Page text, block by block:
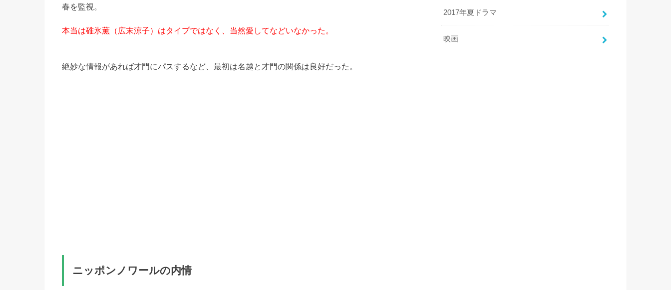
春を監視。
本当は碓氷薫（広末涼子）はタイプではなく、当然愛してなどいなかった。
絶妙な情報があれば才門にパスするなど、最初は名越と才門の関係は良好だった。
ニッポンノワールの内情
2017年夏ドラマ
映画